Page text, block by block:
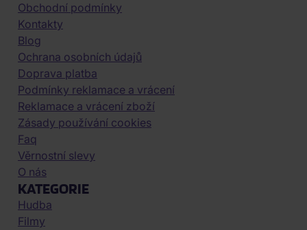
Obchodní podmínky
Kontakty
Blog
Ochrana osobních údajů
Doprava platba
Podmínky reklamace a vrácení
Reklamace a vrácení zboží
Zásady používání cookies
Faq
Věrnostní slevy
O nás
KATEGORIE
Hudba
Filmy